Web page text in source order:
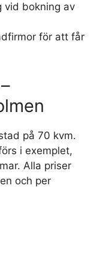
vid bokning av
för att får
–
på 70 kvm.
i exemplet,
Alla priser
och per